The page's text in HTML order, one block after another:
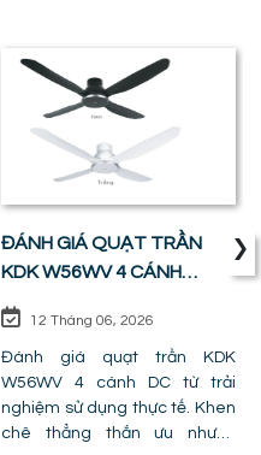
ĐÁNH GIÁ QUẠT TRẦN
KDK W56WV 4 CÁNH
BẰNG HOÀN HẢO GIỮA
GIÁ TIỀN VÀ CÔNG NĂNG
12 Tháng 06, 2026
Đánh giá quạt trần KDK
W56WV 4 cánh DC từ trải
nghiệm sử dụng thực tế. Khen
chê thẳng thắn ưu nhược
›